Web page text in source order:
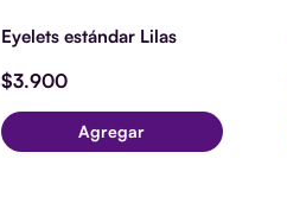
Eyelets estándar Lilas
$3.900
Agregar